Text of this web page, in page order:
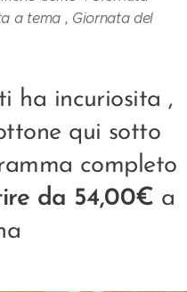
a tema , Giornata del
ha incuriosita ,
qui sotto
completo
da 54,00€ a
👇